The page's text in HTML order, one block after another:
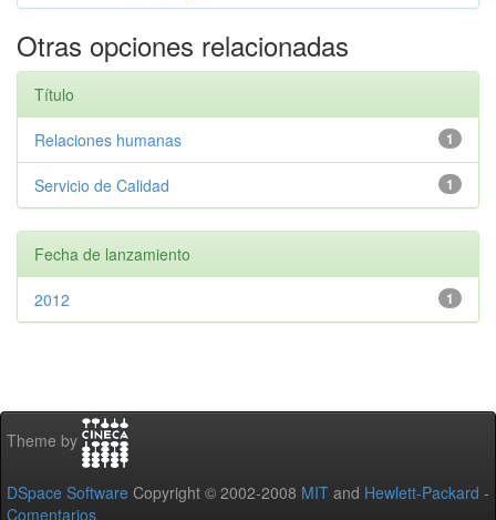
Otras opciones relacionadas
Título
1
Relaciones humanas
1
Servicio de Calidad
Fecha de lanzamiento
1
2012
Theme by
DSpace Software Copyright © 2002-2008 MIT and Hewlett-Packard -
Comentarios